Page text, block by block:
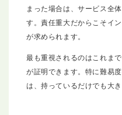
まった場合は、サービス全
す。責任重大だからこそイ
が求められます。
最も重視されるのはこれま
が証明できます。特に難易
は、持っているだけでも大